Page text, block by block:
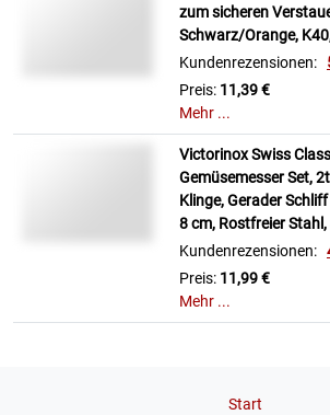
zum sicheren
Schwarz/Orange,
Kundenrezensionen:
Preis: 11,39 €
Mehr ...
Victorinox Swiss
Gemüsemesser Set,
Klinge, Gerader
8 cm, Rostfreier
Kundenrezensionen:
Preis: 11,99 €
Mehr ...
Start